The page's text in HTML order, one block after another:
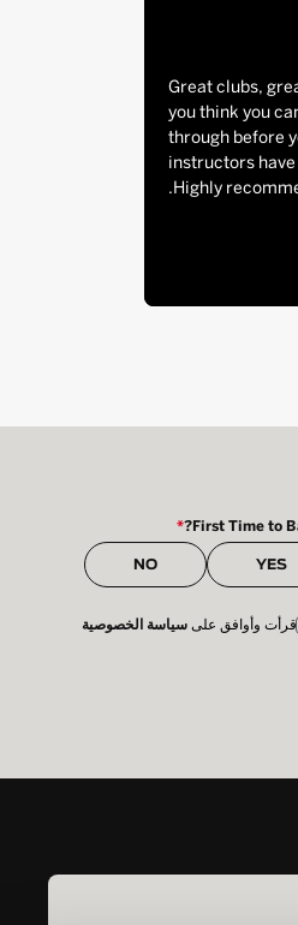
Great clubs,
you think you
through before
instructors
Highly
First Time to
*
YES
NO
قرأت وأوافق على سياسة الخصوصية